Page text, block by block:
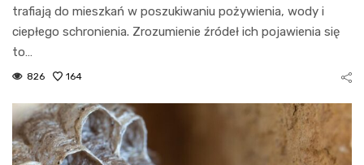
trafiają do mieszkań w poszukiwaniu pożywienia, wody i
ciepłego schronienia. Zrozumienie źródeł ich pojawienia się
to…
826 164